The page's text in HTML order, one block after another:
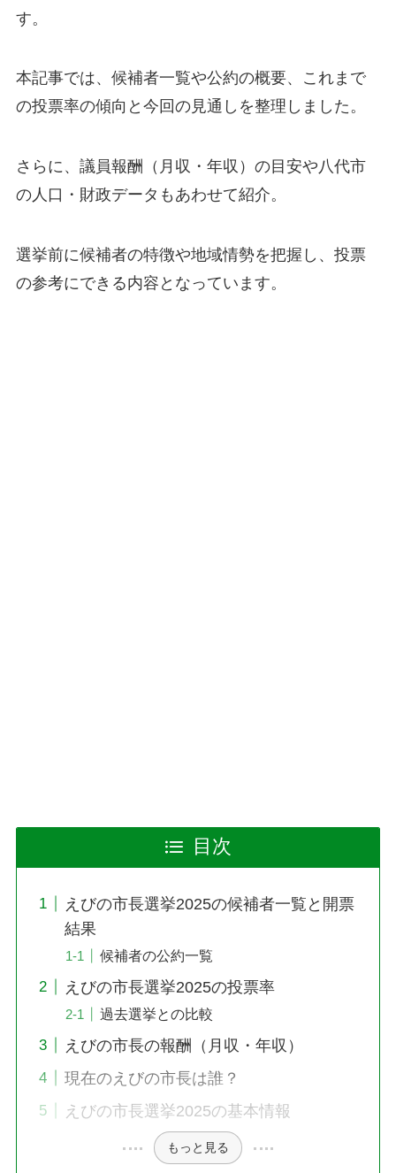
す。
本記事では、候補者一覧や公約の概要、これまで
の投票率の傾向と今回の見通しを整理しました。
さらに、議員報酬（月収・年収）の目安や八代市
の人口・財政データもあわせて紹介。
選挙前に候補者の特徴や地域情勢を把握し、投票
の参考にできる内容となっています。
目次
えびの市長選挙2025の候補者一覧と開票
結果
候補者の公約一覧
えびの市長選挙2025の投票率
過去選挙との比較
えびの市長の報酬（月収・年収）
現在のえびの市長は誰？
えびの市長選挙2025の基本情報
もっと見る